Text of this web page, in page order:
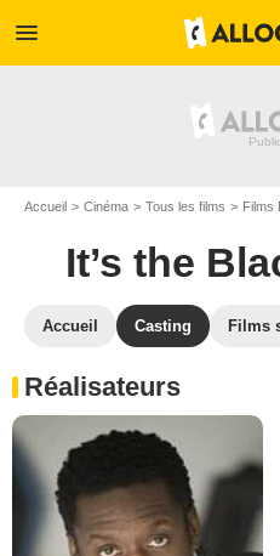
menu
Accueil Cinéma Tous les films Films
It’s the
Accueil Casting Films
Réalisateurs